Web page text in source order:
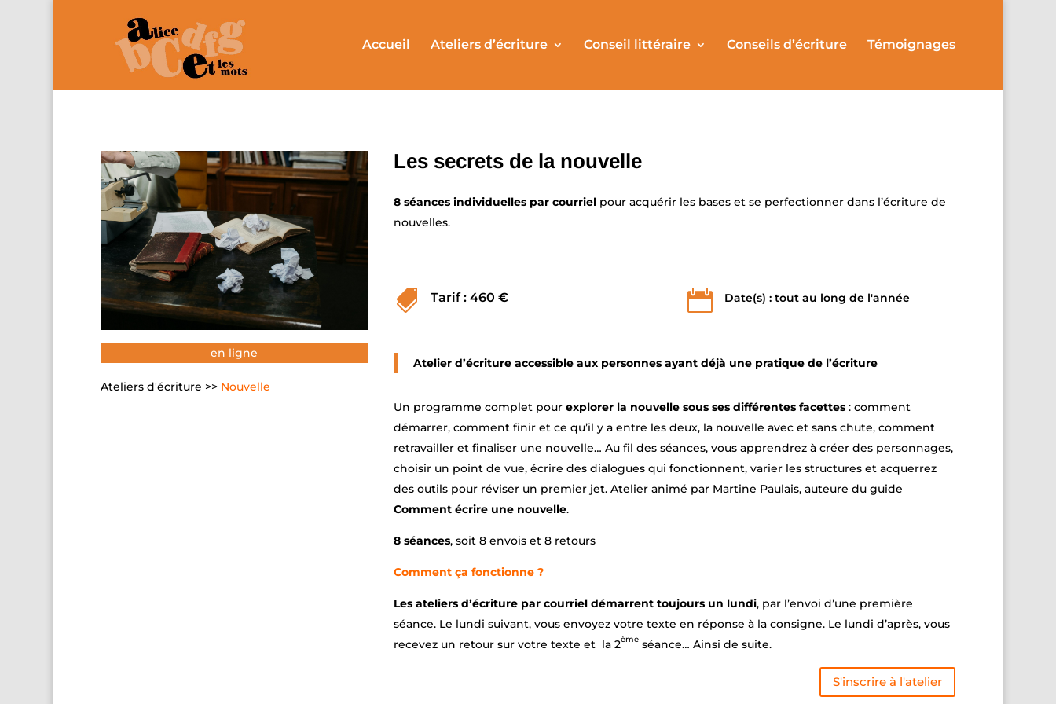
Accueil Ateliers d’écriture Conseil littéraire Conseils d’écriture Témoignages
en ligne
Ateliers d'écriture >> Nouvelle
Les secrets de la nouvelle
8 séances individuelles par courriel pour acquérir les bases et se perfectionner dans l’écriture de
nouvelles.
 Tarif : 460 €  Date(s) : tout au long de l'année
Atelier d’écriture accessible aux personnes ayant déjà une pratique de l’écriture
Un programme complet pourexplorer la nouvelle sous ses différentes facettes : comment
démarrer, comment finir et ce qu’il y a entre les deux, la nouvelle avec et sans chute, comment
retravailler et finaliser une nouvelle… Au fil des séances, vous apprendrez à créer des personnages,
choisir un point de vue, écrire des dialogues qui fonctionnent, varier les structures et acquerrez
des outils pour réviser un premier jet. Atelier animé par Martine Paulais, auteure du guide
Comment écrire une nouvelle.
8 séances, soit 8 envois et 8 retours
Comment ça fonctionne ?
Les ateliers d’écriture par courriel démarrent toujours un lundi, par l’envoi d’une première
séance. Le lundi suivant, vous envoyez votre texte en réponse à la consigne. Le lundi d’après, vous
recevez un retour sur votre texte et la 2ème séance… Ainsi de suite.
S'inscrire à l'atelier